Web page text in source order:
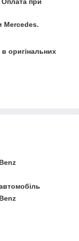
Mercedes.
оригінальних